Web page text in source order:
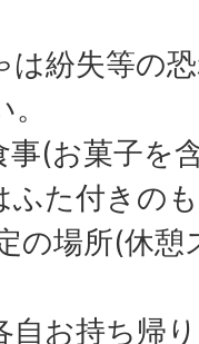
は紛失等の
事(お菓子を
ふた付きの
の場所(休
自お持ち帰